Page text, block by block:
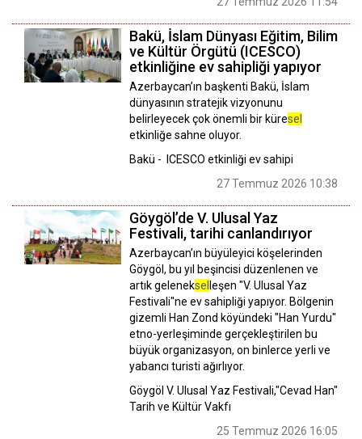
Bakü, İslam Dünyası Eğitim, Bilim
ve Kültür Örgütü (ICESCO)
etkinliğine ev sahipliği yapıyor
Azerbaycan’ın başkenti Bakü, İslam
dünyasının stratejik vizyonunu
belirleyecek çok önemli bir küresel
etkinliğe sahne oluyor.
Bakü - ICESCO etkinliği ev sahipi
27 Temmuz 2026 10:38
Göygöl’de V. Ulusal Yaz
Festivali, tarihi canlandırıyor
Azerbaycan’ın büyüleyici köşelerinden
Göygöl, bu yıl beşincisi düzenlenen ve
artık gelenekselleşen "V. Ulusal Yaz
Festivali"ne ev sahipliği yapıyor. Bölgenin
gizemli Han Zond köyündeki "Han Yurdu"
etno-yerleşiminde gerçekleştirilen bu
büyük organizasyon, on binlerce yerli ve
yabancı turisti ağırlıyor.
Göygöl V. Ulusal Yaz Festivali,"Cevad Han"
Tarih ve Kültür Vakfı
25 Temmuz 2026 16:05